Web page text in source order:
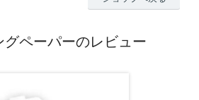
グペーパーのレビュー